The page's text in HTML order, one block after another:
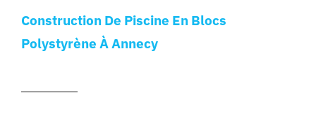
Construction De Piscine En Blocs
Polystyrène À Annecy